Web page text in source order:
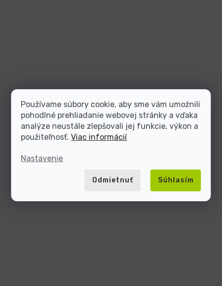
Používame súbory cookie, aby sme vám umožnili
pohodlné prehliadanie webovej stránky a vďaka
analýze neustále zlepšovali jej funkcie, výkon a
použiteľnosť.Viac informácií
Nastavenie
Odmietnuť Súhlasím